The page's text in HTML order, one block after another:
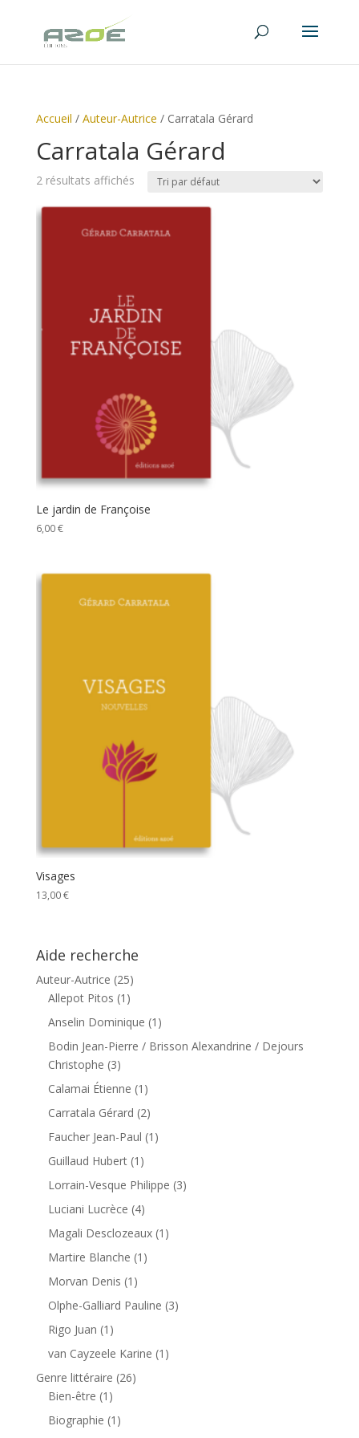
Accueil / Auteur-Autrice / Carratala Gérard
Carratala Gérard
2 résultats affichés
Le jardin de Françoise
6,00€
Visages
13,00€
Aide recherche
Auteur-Autrice (25)
Allepot Pitos (1)
Anselin Dominique (1)
Bodin Jean-Pierre / Brisson Alexandrine / Dejours
Christophe (3)
Calamai Étienne (1)
Carratala Gérard (2)
Faucher Jean-Paul (1)
Guillaud Hubert (1)
Lorrain-Vesque Philippe (3)
Luciani Lucrèce (4)
Magali Desclozeaux (1)
Martire Blanche (1)
Morvan Denis (1)
Olphe-Galliard Pauline (3)
Rigo Juan (1)
van Cayzeele Karine (1)
Genre littéraire (26)
Bien-être (1)
Biographie (1)